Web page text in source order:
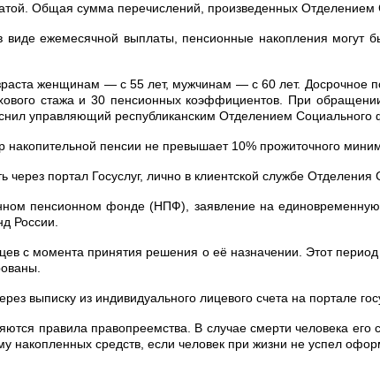
Общая сумма перечислений, произведенных
виде ежемесячной выплаты, пенсионные накопления
женщинам — с 55 лет, мужчинам — с 60 лет.
стажа и 30 пенсионных коэффициентов. При
управляющий республиканским Отделением Социального
пенсии не превышает 10% прожиточного
портал Госуслуг, лично в клиентской службе
пенсионном фонде (НПФ), заявление на
России.
с момента принятия решения о её назначении. Этот
выписку из индивидуального лицевого счета на портале
правила правопреемства. В случае смерти человека
накопленных средств, если человек при жизни не успел